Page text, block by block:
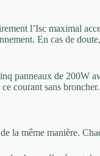
l’Isc maximal
En cas de
panneaux de 200W
courant sans broncher.
la même manière.